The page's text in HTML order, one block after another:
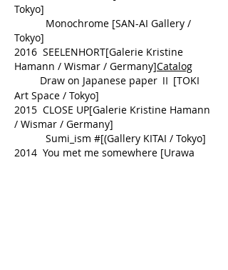
Tokyo]
Monochrome [SAN-AI Gallery /
Tokyo]
2016 SEELENHORT[Galerie Kristine
Hamann / Wismar / Germany]Catalog
Draw on Japanese paper Ⅱ [TOKI
Art Space / Tokyo]
2015 CLOSE UP[Galerie Kristine Hamann
/ Wismar / Germany]
Sumi_ism #[(Gallery KITAI / Tokyo]
2014 You met me somewhere [Urawa